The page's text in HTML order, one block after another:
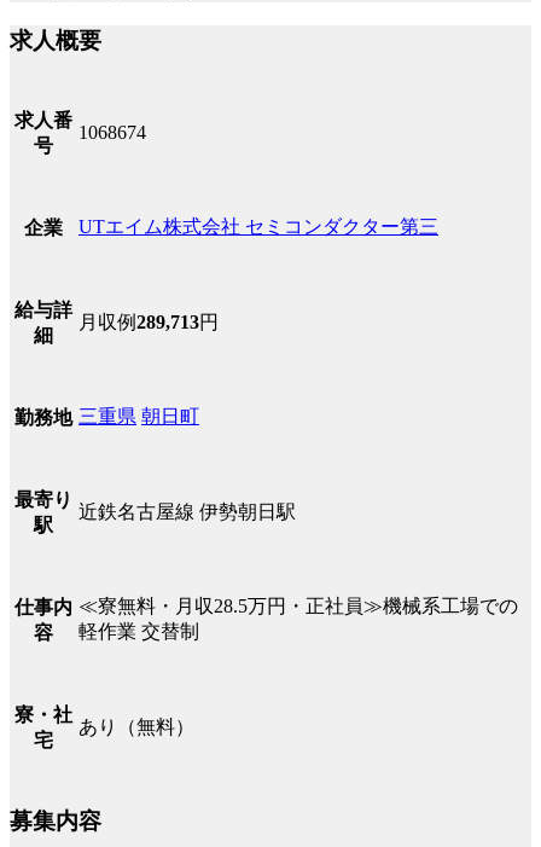
求人概要
求人番
号
1068674
企業 UTエイム株式会社 セミコンダクター第三
給与詳
細
月収例289,713円
勤務地 三重県 朝日町
最寄り
駅
近鉄名古屋線 伊勢朝日駅
仕事内
容
≪寮無料・月収28.5万円・正社員≫機械系工場での
軽作業 交替制
寮・社
宅
あり（無料）
募集内容